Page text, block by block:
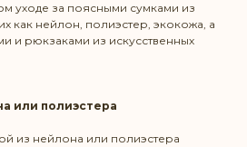
уходе за поясными сумками из
как нейлон, полиэстер, экокожа, а
и рюкзаками из искусственных
или полиэстера
из нейлона или полиэстера